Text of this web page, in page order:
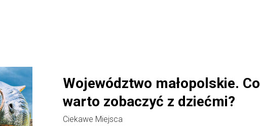
Województwo małopolskie. Co
warto zobaczyć z dziećmi?
Ciekawe Miejsca